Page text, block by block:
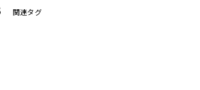
関連タグ